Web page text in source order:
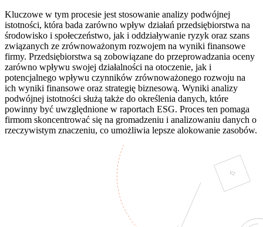
Kluczowe w tym procesie jest stosowanie analizy podwójnej
istotności, która bada zarówno wpływ działań przedsiębiorstwa na
środowisko i społeczeństwo, jak i oddziaływanie ryzyk oraz szans
związanych ze zrównoważonym rozwojem na wyniki finansowe
firmy. Przedsiębiorstwa są zobowiązane do przeprowadzania oceny
zarówno wpływu swojej działalności na otoczenie, jak i
potencjalnego wpływu czynników zrównoważonego rozwoju na
ich wyniki finansowe oraz strategię biznesową. Wyniki analizy
podwójnej istotności służą także do określenia danych, które
powinny być uwzględnione w raportach ESG. Proces ten pomaga
firmom skoncentrować się na gromadzeniu i analizowaniu danych o
rzeczywistym znaczeniu, co umożliwia lepsze alokowanie zasobów.